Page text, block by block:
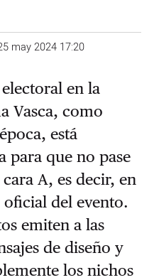
may 2024 17:20
en la
Vasca, como
está
para que no pase
A, es decir, en
del evento.
emiten a las
de diseño y
los nichos